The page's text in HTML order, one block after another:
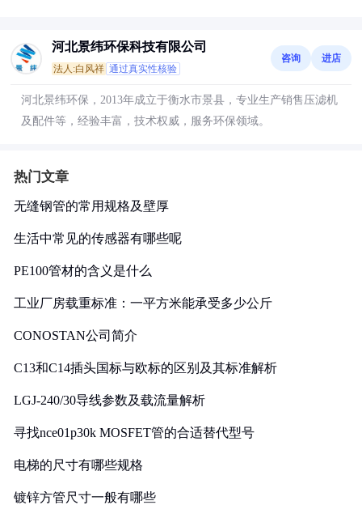
河北景纬环保科技有限公司
法人:白风祥 通过真实性核验
咨询 进店
河北景纬环保，2013年成立于衡水市景县，专业生产销售压滤机
及配件等，经验丰富，技术权威，服务环保领域。
热门文章
无缝钢管的常用规格及壁厚
生活中常见的传感器有哪些呢
PE100管材的含义是什么
工业厂房载重标准：一平方米能承受多少公斤
CONOSTAN公司简介
C13和C14插头国标与欧标的区别及其标准解析
LGJ-240/30导线参数及载流量解析
寻找nce01p30k MOSFET管的合适替代型号
电梯的尺寸有哪些规格
镀锌方管尺寸一般有哪些